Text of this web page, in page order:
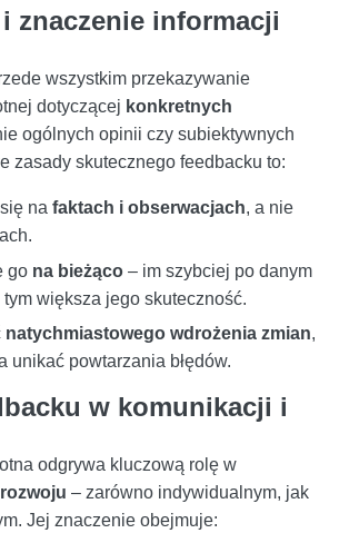
znaczenie informacji
wszystkim przekazywanie
dotyczącej konkretnych
ogólnych opinii czy subiektywnych
zasady skutecznego feedbacku to:
na faktach i obserwacjach, a nie
go na bieżąco – im szybciej po danym
tym większa jego skuteczność.
natychmiastowego wdrożenia zmian,
unikać powtarzania błędów.
w komunikacji i
odgrywa kluczową rolę w
– zarówno indywidualnym, jak
Jej znaczenie obejmuje: